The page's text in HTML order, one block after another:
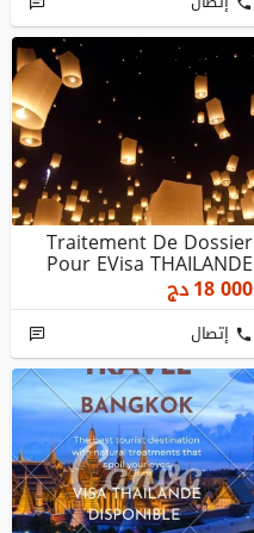
Traitement De Dossier
Pour EVisa THAILANDE
18 000دج
إتصال